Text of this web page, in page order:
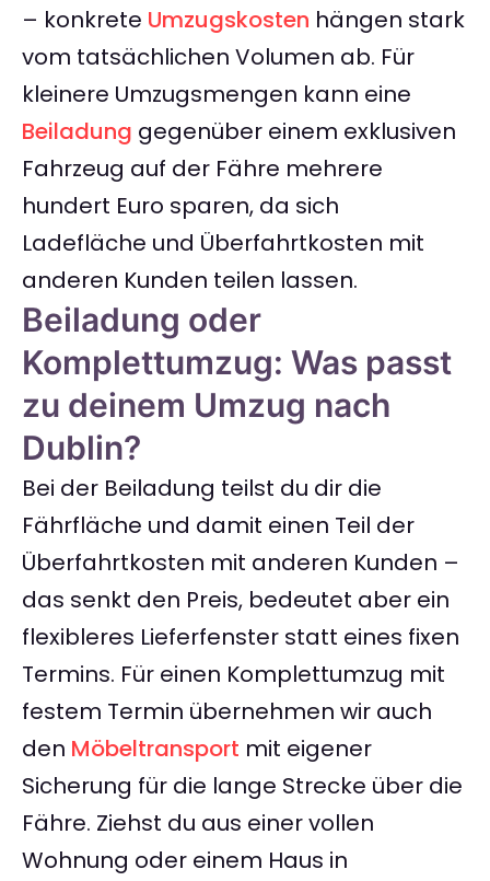
– konkrete Umzugskosten hängen stark
vom tatsächlichen Volumen ab. Für
kleinere Umzugsmengen kann eine
Beiladung gegenüber einem exklusiven
Fahrzeug auf der Fähre mehrere
hundert Euro sparen, da sich
Ladefläche und Überfahrtkosten mit
anderen Kunden teilen lassen.
Beiladung oder
Komplettumzug: Was passt
zu deinem Umzug nach
Dublin?
Bei der Beiladung teilst du dir die
Fährfläche und damit einen Teil der
Überfahrtkosten mit anderen Kunden –
das senkt den Preis, bedeutet aber ein
flexibleres Lieferfenster statt eines fixen
Termins. Für einen Komplettumzug mit
festem Termin übernehmen wir auch
den Möbeltransport mit eigener
Sicherung für die lange Strecke über die
Fähre. Ziehst du aus einer vollen
Wohnung oder einem Haus in